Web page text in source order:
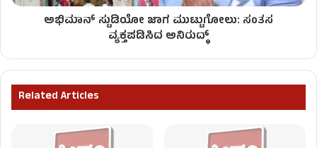
ಅಭಿಮಾನ್‌ ಸ್ಟುಡಿಯೋ ಜಾಗ ಮುಟ್ಟುಗೋಲು: ಸಂತಸ
ವ್ಯಕ್ತಪಡಿಸಿದ ಅನಿರುದ್ಧ್‌
Related Articles